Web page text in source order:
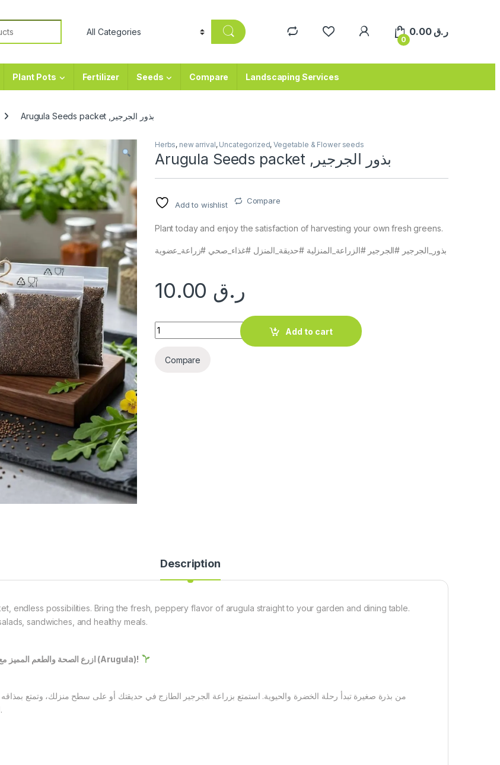
0
ر.ق 0.00
Plant Pots Fertilizer Seeds Compare Landscaping Services
Arugula Seeds packet ,بذور الجرجير
Herbs, new arrival, Uncategorized,Vegetable & Flower seeds
Arugula Seeds packet ,بذور الجرجير
Add to wishlist Compare
Plant today and enjoy the satisfaction of harvesting your own fresh greens.
بذور_الجرجير #الجرجير #الزراعة_المنزلية #حديقة_المنزل #غذاء_صحي #زراعة_عضوية
ر.ق
Arugula Seeds packet ,بذور الجرجير quantity
Add to cart
Compare
Description
endless possibilities. Bring the fresh, peppery flavor of arugula straight to your garden and dining table.
sandwiches, and healthy meals.
ازرع الصحة والطعم المميز مع بذور الجرجير (Arugula)!
من بذرة صغيرة تبدأ رحلة الخضرة والحيوية. استمتع بزراعة الجرجير الطازج في حديقتك أو على سطح منزلك، وتمتع بمذاقه
الغذائية العالية.